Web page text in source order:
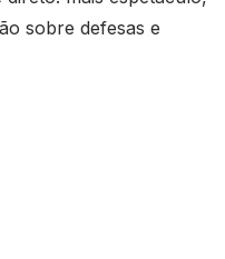
sobre defesas e